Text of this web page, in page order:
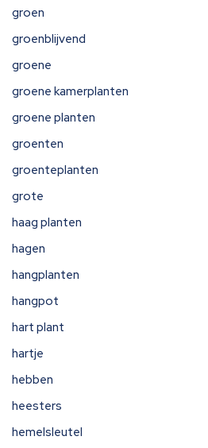
groen
groenblijvend
groene
groene kamerplanten
groene planten
groenten
groenteplanten
grote
haag planten
hagen
hangplanten
hangpot
hart plant
hartje
hebben
heesters
hemelsleutel